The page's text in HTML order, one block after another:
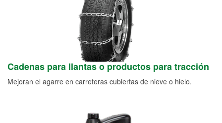
Cadenas para llantas o productos para tracción
Mejoran el agarre en carreteras cubiertas de nieve o hielo.